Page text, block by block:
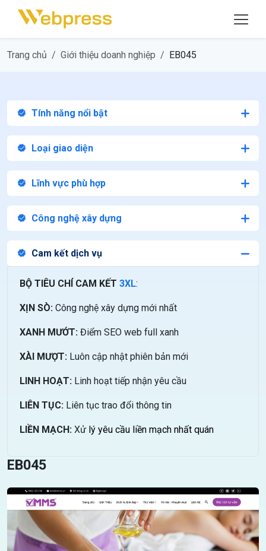
Trang chủ Giới thiệu doanh nghiệp EB045
Tính năng nổi bật
Loại giao diện
Lĩnh vực phù hợp
Công nghệ xây dựng
Cam kết dịch vụ
BỘ TIÊU CHÍ CAM KẾT 3XL:
XỊN SÒ: Công nghệ xây dựng mới nhất
XANH MƯỚT: Điểm SEO web full xanh
XÀI MƯỢT: Luôn cập nhật phiên bản mới
LINH HOẠT: Linh hoạt tiếp nhận yêu cầu
LIÊN TỤC: Liên tục trao đổi thông tin
LIỀN MẠCH: Xử lý yêu cầu liền mạch nhất quán
EB045